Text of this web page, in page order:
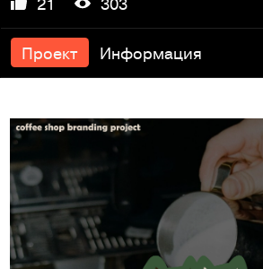
Проект Информация